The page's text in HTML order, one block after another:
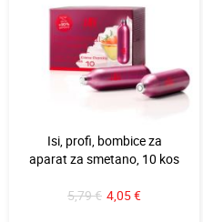
Isi, profi, bombice za
aparat za smetano, 10 kos
5,79 € 4,05 €